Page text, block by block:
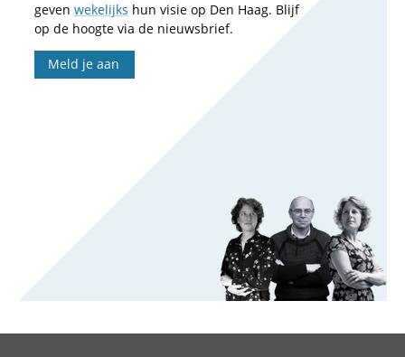
geven wekelijks hun visie op Den Haag. Blijf
op de hoogte via de nieuwsbrief.
Meld je aan